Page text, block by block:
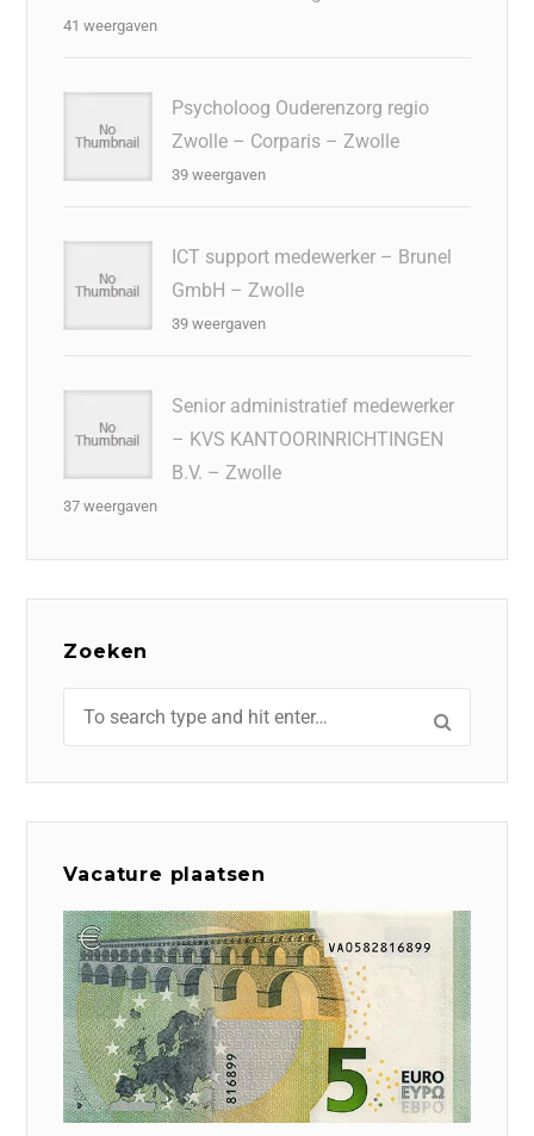
41 weergaven
Psycholoog Ouderenzorg regio
Zwolle – Corparis – Zwolle
39 weergaven
ICT support medewerker – Brunel
GmbH – Zwolle
39 weergaven
Senior administratief medewerker
– KVS KANTOORINRICHTINGEN
B.V. – Zwolle
37 weergaven
Zoeken
Vacature plaatsen